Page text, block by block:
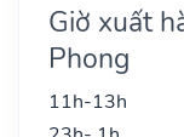
Giờ xuất
Phong
11h-13h